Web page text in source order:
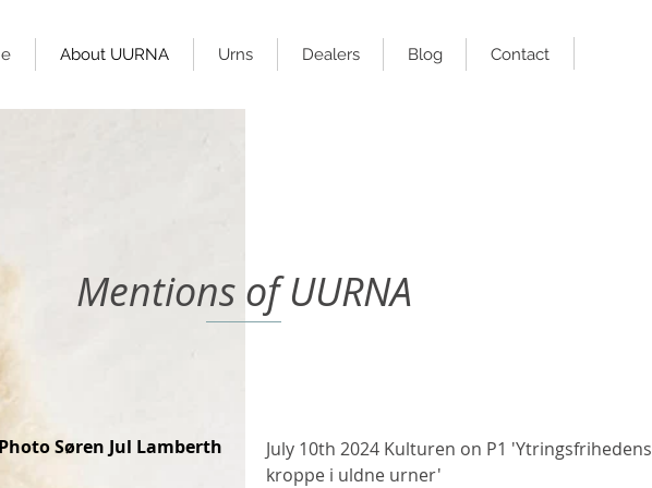
About UURNA Urns Dealers Blog Contact
Mentions of UURNA
Søren Jul Lamberth July 10th 2024 Kulturen on P1 '
kroppe i uldne urner'